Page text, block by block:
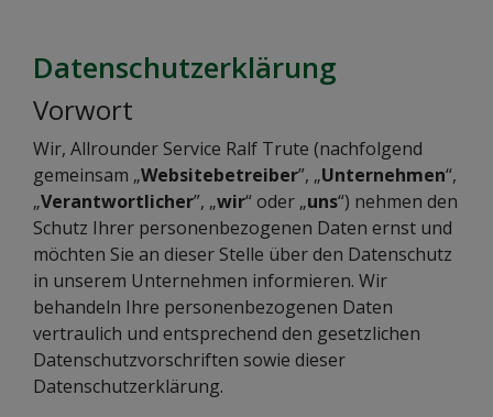
Datenschutzerklärung
Vorwort
Wir, Allrounder Service Ralf Trute (nachfolgend
gemeinsam „Websitebetreiber”, „Unternehmen“,
„Verantwortlicher”, „wir“ oder „uns“) nehmen den
Schutz Ihrer personenbezogenen Daten ernst und
möchten Sie an dieser Stelle über den Datenschutz
in unserem Unternehmen informieren. Wir
behandeln Ihre personenbezogenen Daten
vertraulich und entsprechend den gesetzlichen
Datenschutzvorschriften sowie dieser
Datenschutzerklärung.